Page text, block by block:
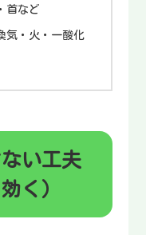
首など
気・火・一酸化
い工夫
く）